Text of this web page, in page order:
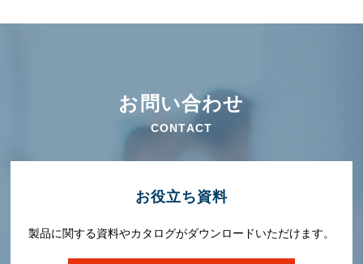
お問い合わせ
CONTACT
お役⽴ち資料
製品に関する資料やカタログがダウンロードいただけます。